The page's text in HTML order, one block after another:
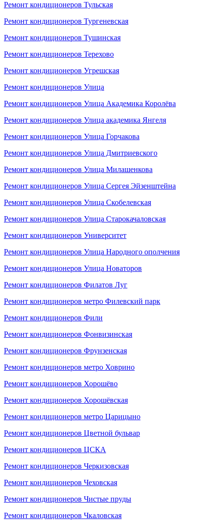
Ремонт кондиционеров Тульская
Ремонт кондиционеров Тургеневская
Ремонт кондиционеров Тушинская
Ремонт кондиционеров Терехово
Ремонт кондиционеров Угрешская
Ремонт кондиционеров Улица
Ремонт кондиционеров Улица Академика Королёва
Ремонт кондиционеров Улица академика Янгеля
Ремонт кондиционеров Улица Горчакова
Ремонт кондиционеров Улица Дмитриевского
Ремонт кондиционеров Улица Милашенкова
Ремонт кондиционеров Улица Сергея Эйзенштейна
Ремонт кондиционеров Улица Скобелевская
Ремонт кондиционеров Улица Старокачаловская
Ремонт кондиционеров Университет
Ремонт кондиционеров Улица Народного ополчения
Ремонт кондиционеров Улица Новаторов
Ремонт кондиционеров Филатов Луг
Ремонт кондиционеров метро Филевский парк
Ремонт кондиционеров Фили
Ремонт кондиционеров Фонвизинская
Ремонт кондиционеров Фрунзенская
Ремонт кондиционеров метро Ховрино
Ремонт кондиционеров Хорошёво
Ремонт кондиционеров Хорошёвская
Ремонт кондиционеров метро Царицыно
Ремонт кондиционеров Цветной бульвар
Ремонт кондиционеров ЦСКА
Ремонт кондиционеров Черкизовская
Ремонт кондиционеров Чеховская
Ремонт кондиционеров Чистые пруды
Ремонт кондиционеров Чкаловская